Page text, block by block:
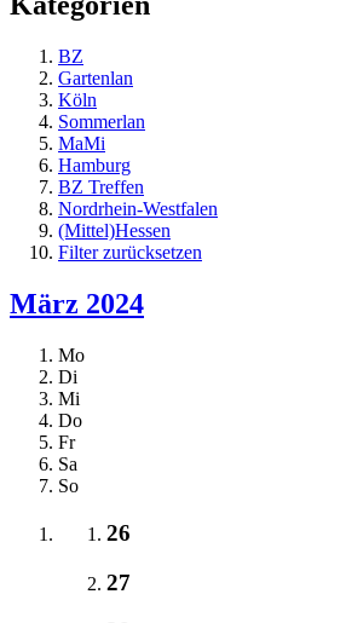
BZ
Gartenlan
Köln
Sommerlan
MaMi
Hamburg
BZ Treffen
Nordrhein-Westfalen
(Mittel)Hessen
Filter zurücksetzen
März 2024
Mo
Di
Mi
Do
Fr
Sa
So
26
27